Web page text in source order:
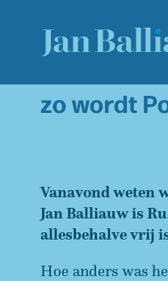
zo wordt
Vanavond weten
Jan Balliauw is
allesbehalve vrij
Hoe anders was